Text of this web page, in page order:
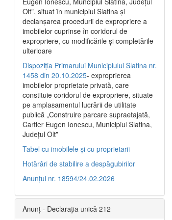
Olt”, situat în municipiul Slatina şi
declanşarea procedurii de expropriere a
imobilelor cuprinse în coridorul de
expropriere, cu modificările şi completările
ulterioare
Dispoziția Primarului Municipiului Slatina nr.
1458 din 20.10.2025- exproprierea
imobilelor proprietate privată, care
constituie coridorul de expropriere, situate
pe amplasamentul lucrării de utilitate
publică „Construire parcare supraetajată,
Cartier Eugen Ionescu, Municipiul Slatina,
Județul Olt”
Tabel cu imobilele și cu proprietarii
Hotărâri de stabilire a despăgubirilor
Anunțul nr. 18594/24.02.2026
Anunț - Declarația unică 212